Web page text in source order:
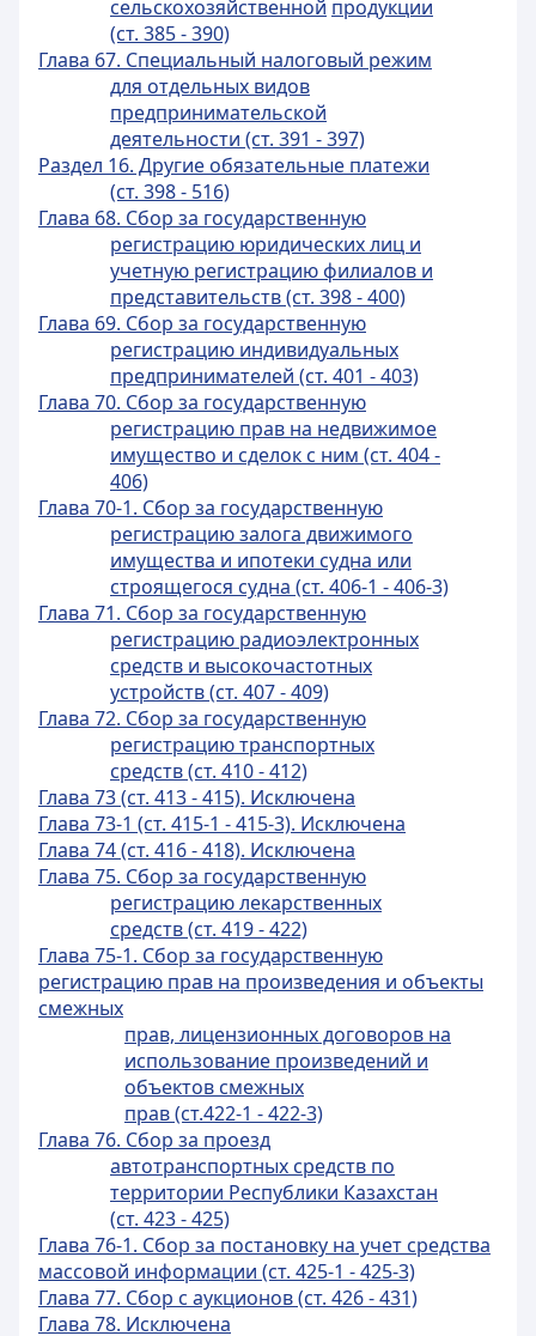
сельскохозяйственной продукции
(ст. 385 - 390)
Глава 67. Специальный налоговый режим
для отдельных видов
предпринимательской
деятельности (ст. 391 - 397)
Раздел 16. Другие обязательные платежи
(ст. 398 - 516)
Глава 68. Сбор за государственную
регистрацию юридических лиц и
учетную регистрацию филиалов и
представительств (ст. 398 - 400)
Глава 69. Сбор за государственную
регистрацию индивидуальных
предпринимателей (ст. 401 - 403)
Глава 70. Сбор за государственную
регистрацию прав на недвижимое
имущество и сделок с ним (ст. 404 -
406)
Глава 70-1. Сбор за государственную
регистрацию залога движимого
имущества и ипотеки судна или
строящегося судна (ст. 406-1 - 406-3)
Глава 71. Сбор за государственную
регистрацию радиоэлектронных
средств и высокочастотных
устройств (ст. 407 - 409)
Глава 72. Сбор за государственную
регистрацию транспортных
средств (ст. 410 - 412)
Глава 73 (ст. 413 - 415). Исключена
Глава 73-1 (ст. 415-1 - 415-3). Исключена
Глава 74 (ст. 416 - 418). Исключена
Глава 75. Сбор за государственную
регистрацию лекарственных
средств (ст. 419 - 422)
Глава 75-1. Сбор за государственную
регистрацию прав на произведения и объекты
смежных
прав, лицензионных договоров на
использование произведений и
объектов смежных
прав (ст.422-1 - 422-3)
Глава 76. Сбор за проезд
автотранспортных средств по
территории Республики Казахстан
(ст. 423 - 425)
Глава 76-1. Сбор за постановку на учет средства
массовой информации (ст. 425-1 - 425-3)
Глава 77. Сбор с аукционов (ст. 426 - 431)
Глава 78. Исключена